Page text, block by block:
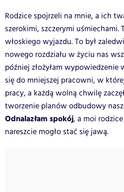
Rodzice spojrzeli na mnie, a ich
szerokimi, szczerymi uśmiechami.
włoskiego wyjazdu. To był
nowego rozdziału w życiu nas
później złożyłam wypowiedzenie
się do mniejszej pracowni, w
pracy, a każdą wolną chwilę
tworzenie planów odbudowy
Odnalazłam spokój, a moi
nareszcie mogło stać się jawą.